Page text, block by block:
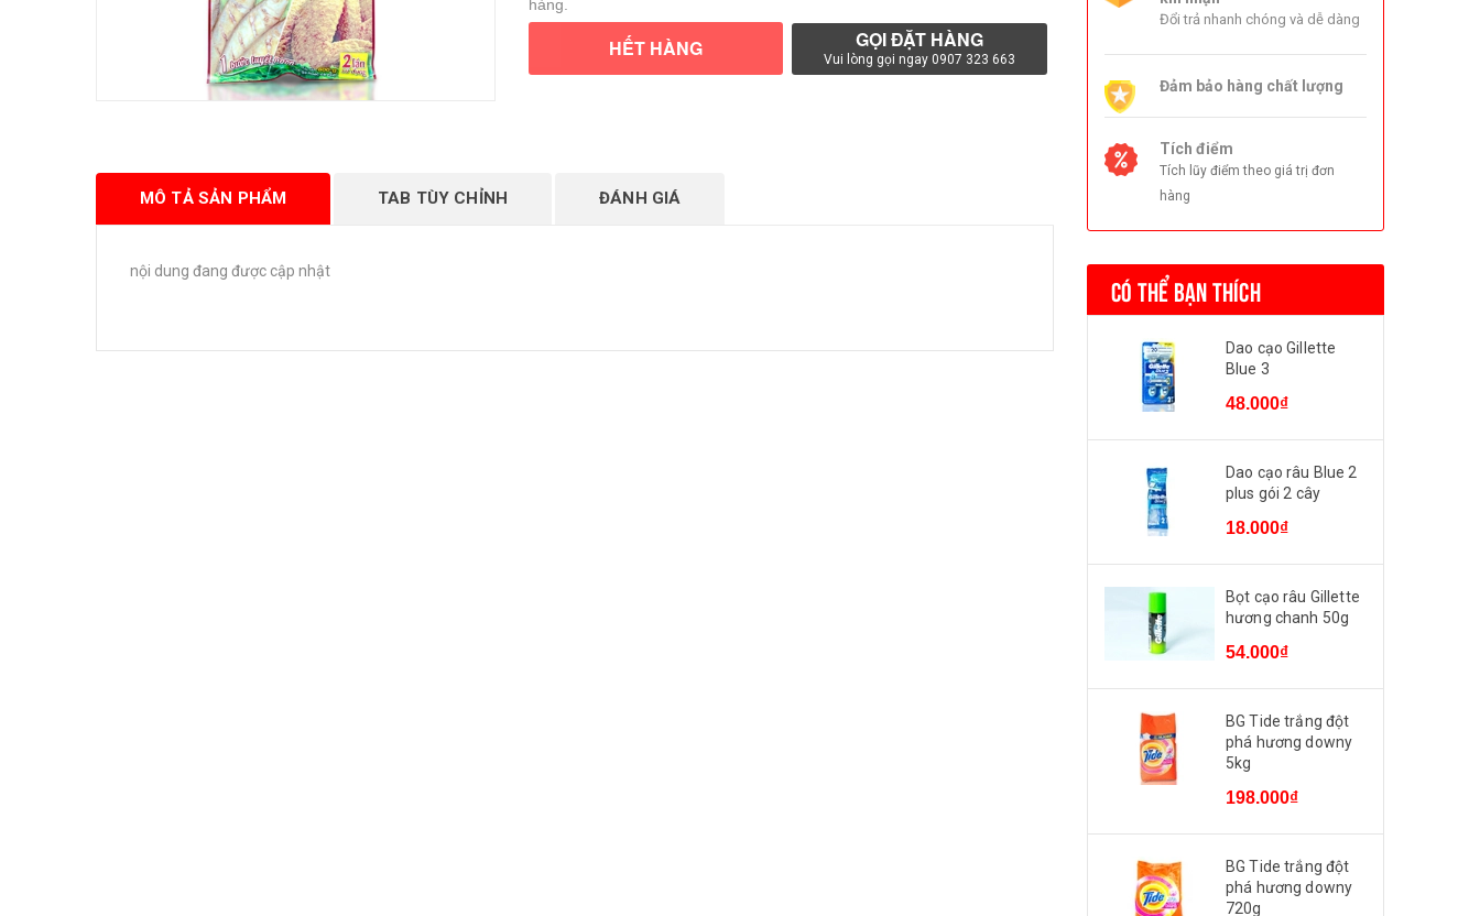
hàng.
HẾT HÀNG GỌI ĐẶT HÀNG
Vui lòng gọi ngay 0907 323 663
MÔ TẢ SẢN PHẨM TAB TÙY CHỈNH ĐÁNH GIÁ
nội dung đang được cập nhật
Đổi trả nhanh chóng và dễ dàng
Đảm bảo hàng chất lượng
Tích điểm
Tích lũy điểm theo giá trị đơn
hàng
CÓ THỂ BẠN THÍCH
Dao cạo Gillette
Blue 3
48.000₫
Dao cạo râu Blue 2
plus gói 2 cây
18.000₫
Bọt cạo râu Gillette
hương chanh 50g
54.000₫
BG Tide trắng đột
phá hương downy
5kg
198.000₫
BG Tide trắng đột
phá hương downy
720g